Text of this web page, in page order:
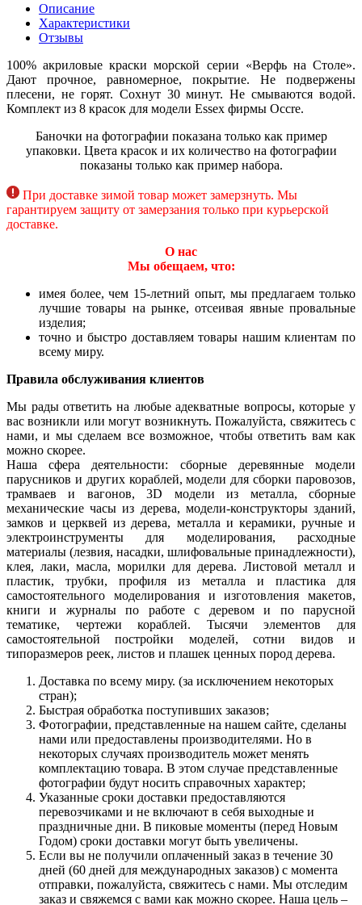
Описание
Характеристики
Отзывы
100% акриловые краски морской серии «Верфь на Столе».
Дают прочное, равномерное, покрытие. Не подвержены
плесени, не горят. Сохнут 30 минут. Не смываются водой.
Комплект из 8 красок для модели Essex фирмы Occre.
Баночки на фотографии показана только как пример
упаковки. Цвета красок и их количество на фотографии
показаны только как пример набора.
При доставке зимой товар может замерзнуть. Мы
гарантируем защиту от замерзания только при курьерской
доставке.
О нас
Мы обещаем, что:
имея более, чем 15-летний опыт, мы предлагаем только
лучшие товары на рынке, отсеивая явные провальные
изделия;
точно и быстро доставляем товары нашим клиентам по
всему миру.
Правила обслуживания клиентов
Мы рады ответить на любые адекватные вопросы, которые у
вас возникли или могут возникнуть. Пожалуйста, свяжитесь с
нами, и мы сделаем все возможное, чтобы ответить вам как
можно скорее.
Наша сфера деятельности: сборные деревянные модели
парусников и других кораблей, модели для сборки паровозов,
трамваев и вагонов, 3D модели из металла, сборные
механические часы из дерева, модели-конструкторы зданий,
замков и церквей из дерева, металла и керамики, ручные и
электроинструменты для моделирования, расходные
материалы (лезвия, насадки, шлифовальные принадлежности),
клея, лаки, масла, морилки для дерева. Листовой металл и
пластик, трубки, профиля из металла и пластика для
самостоятельного моделирования и изготовления макетов,
книги и журналы по работе с деревом и по парусной
тематике, чертежи кораблей. Тысячи элементов для
самостоятельной постройки моделей, сотни видов и
типоразмеров реек, листов и плашек ценных пород дерева.
Доставка по всему миру. (за исключением некоторых
стран);
Быстрая обработка поступивших заказов;
Фотографии, представленные на нашем сайте, сделаны
нами или предоставлены производителями. Но в
некоторых случаях производитель может менять
комплектацию товара. В этом случае представленные
фотографии будут носить справочных характер;
Указанные сроки доставки предоставляются
перевозчиками и не включают в себя выходные и
праздничные дни. В пиковые моменты (перед Новым
Годом) сроки доставки могут быть увеличены.
Если вы не получили оплаченный заказ в течение 30
дней (60 дней для международных заказов) с момента
отправки, пожалуйста, свяжитесь с нами. Мы отследим
заказ и свяжемся с вами как можно скорее. Наша цель –